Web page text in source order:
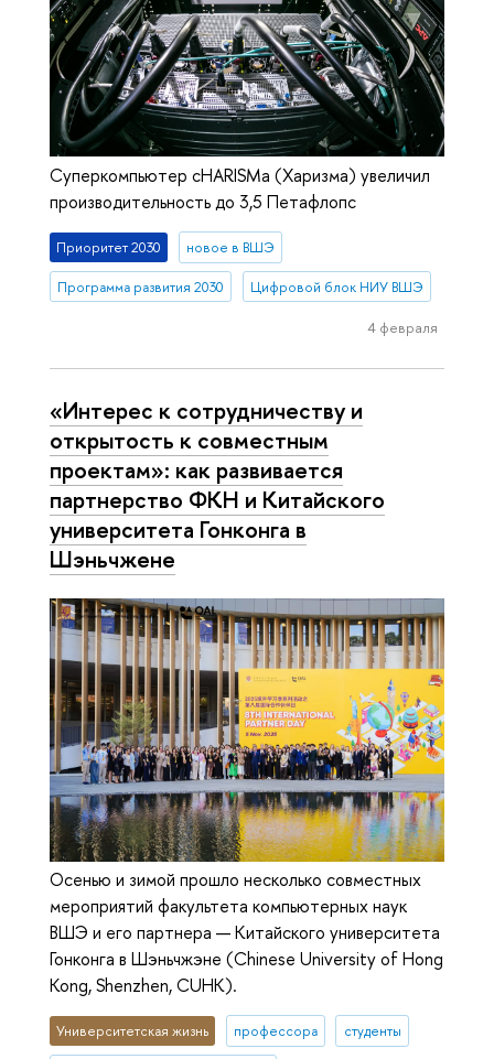
Суперкомпьютер cHARISMa (Харизма) увеличил
производительность до 3,5 Петафлопс
Приоритет 2030 новое в ВШЭ
Программа развития 2030 Цифровой блок НИУ ВШЭ
4 февраля
«Интерес к сотрудничеству и
открытость к совместным
проектам»: как развивается
партнерство ФКН и Китайского
университета Гонконга в
Шэньчжене
Осенью и зимой прошло несколько совместных
мероприятий факультета компьютерных наук
ВШЭ и его партнера — Китайского университета
Гонконга в Шэньчжэне (Chinese University of Hong
Kong, Shenzhen, CUHK).
Университетская жизнь профессора студенты